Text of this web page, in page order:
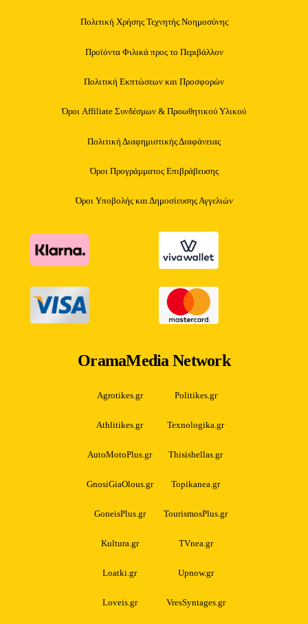
Πολιτική Χρήσης Τεχνητής Νοημοσύνης
Προϊόντα Φιλικά προς το Περιβάλλον
Πολιτική Εκπτώσεων και Προσφορών
Όροι Affiliate Συνδέσμων & Προωθητικού Υλικού
Πολιτική Διαφημιστικής Διαφάνειας
Όροι Προγράμματος Επιβράβευσης
Όροι Υποβολής και Δημοσίευσης Αγγελιών
OramaMedia Network
Agrotikes.gr Politikes.gr
Athlitikes.gr Texnologika.gr
AutoMotoPlus.gr Thisishellas.gr
GnosiGiaOlous.gr Topikanea.gr
GoneisPlus.gr TourismosPlus.gr
Kultura.gr TVnea.gr
Loatki.gr Upnow.gr
Loveis.gr VresSyntages.gr